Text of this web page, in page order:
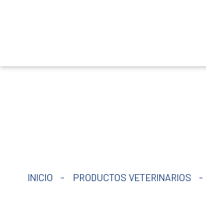
INICIO - PRODUCTOS VETERINARIOS -